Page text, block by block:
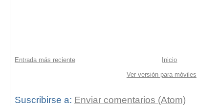
Entrada más reciente
Inicio
Ver versión para móviles
Suscribirse a: Enviar comentarios (Atom)